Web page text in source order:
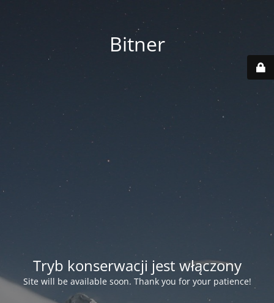
Bitner
Tryb konserwacji jest włączony
Site will be available soon. Thank you for your patience!